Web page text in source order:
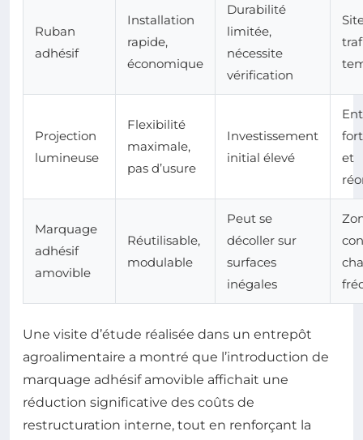
Ruban
adhésif
Installation
rapide,
économique
Durabilité
limitée,
nécessite
vérification
Projection
lumineuse
Flexibilité
maximale,
pas d’usure
Investissement
initial élevé
et
Marquage
adhésif
amovible
Réutilisable,
modulable
Peut se
décoller sur
surfaces
inégales
Une visite d’étude réalisée dans un entrepôt
agroalimentaire a montré que l’introduction de
marquage adhésif amovible affichait une
réduction significative des coûts de
restructuration interne, tout en renforçant la